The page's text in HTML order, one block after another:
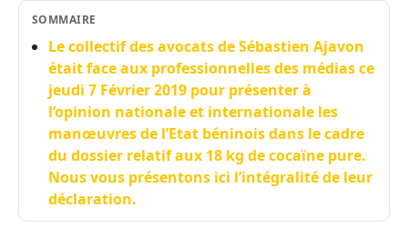
SOMMAIRE
Le collectif des avocats de Sébastien Ajavon
était face aux professionnelles des médias ce
jeudi 7 Février 2019 pour présenter à
l’opinion nationale et internationale les
manœuvres de l’Etat béninois dans le cadre
du dossier relatif aux 18 kg de cocaïne pure.
Nous vous présentons ici l’intégralité de leur
déclaration.